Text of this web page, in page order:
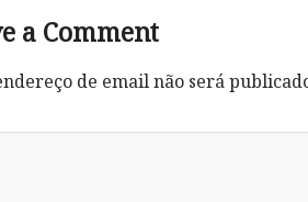
a Comment
de email não será